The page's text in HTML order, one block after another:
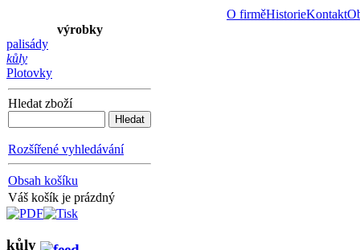
O firměHistorieKontakt
výrobky
palisády
kůly
Plotovky
Hledat zboží
Rozšířené vyhledávání
Obsah košíku
Váš košík je prázdný
kůly